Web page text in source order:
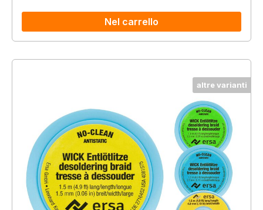
Nel carrello
altre varianti